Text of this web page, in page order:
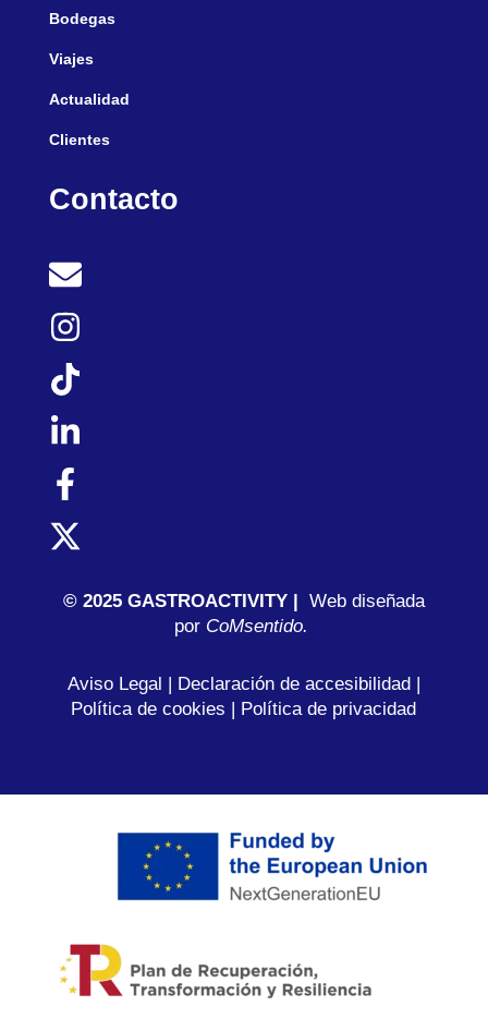
Bodegas
Viajes
Actualidad
Clientes
Contacto
© 2025 GASTROACTIVITY | Web diseñada
porCoMsentido.
Aviso Legal | Declaración de accesibilidad|
Política de cookies | Política de privacidad